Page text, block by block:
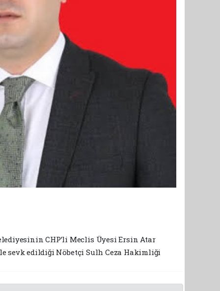
CHP’li Meclis Üyesi Ersin Atar
sevk edildiği Nöbetçi Sulh Ceza Hakimliği